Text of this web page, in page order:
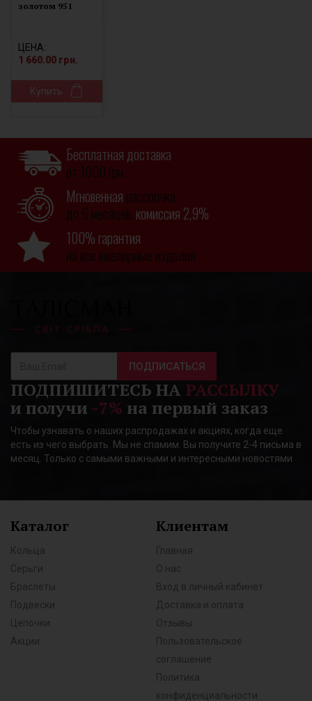
золотом 951
ЦЕНА:
1 660.00 грн.
Купить
Бесплатная доставка
от 1000 грн.
Мгновенная рассрочка
до 6 месяцев, комиссия 2,9%
100% гарантия
на все ювелирные изделия
ПОДПИСАТЬСЯ
ПОДПИШИТЕСЬ НА РАССЫЛКУ
и получи -7% на первый заказ
Чтобы узнавать о наших распродажах и акциях, когда еще
есть из чего выбрать. Мы не спамим. Вы получите 2-4 письма в
месяц. Только с самыми важными и интересными новостями
Каталог
Кольца
Серьги
Браслеты
Подвески
Цепочки
Акции
Клиентам
Главная
О нас
Вход в личный кабинет
Доставка и оплата
Отзывы
Пользовательское
соглашение
Политика
конфиденциальности